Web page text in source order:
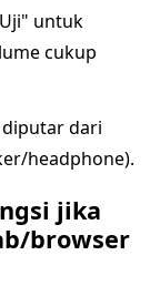
untuk
cukup
diputar dari
headphone).
jika
browser